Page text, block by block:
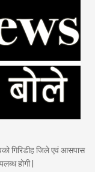
गिरिडीह जिले एवं आसपास
होगी |